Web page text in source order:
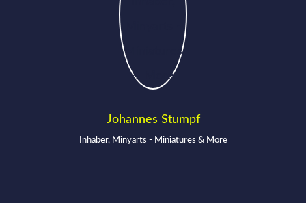
Johannes Stumpf
Inhaber, Minyarts - Miniatures & More